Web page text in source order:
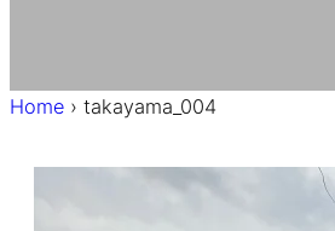
Home › takayama_004